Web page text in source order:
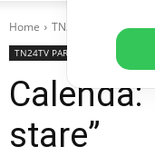
Home TN24TV
TN24TV PARLAMENTO
stare”